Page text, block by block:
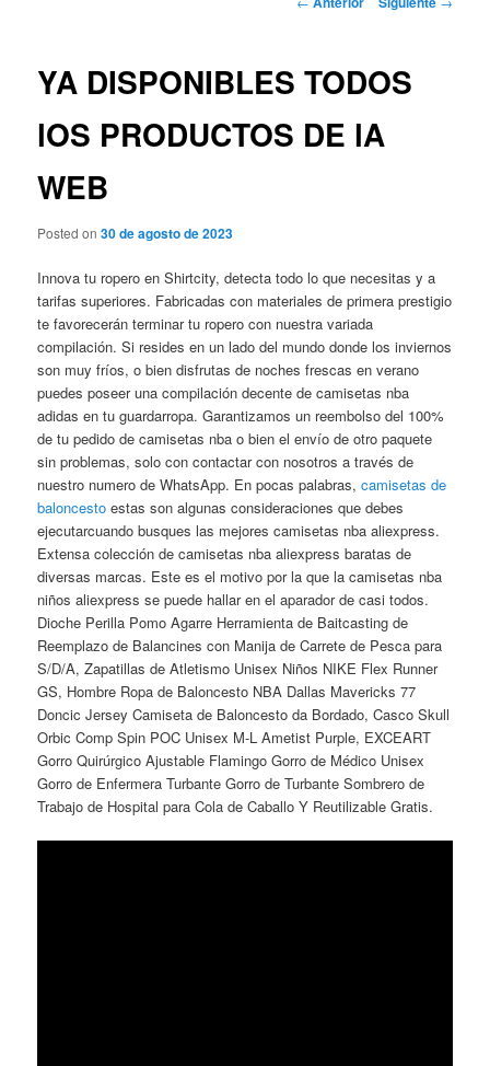
YA DISPONIBLES TODOS
lOS PRODUCTOS DE lA
WEB
Posted on30 de agosto de 2023
Innova tu ropero en Shirtcity, detecta todo lo que necesitas y a
tarifas superiores. Fabricadas con materiales de primera prestigio
te favorecerán terminar tu ropero con nuestra variada
compilación. Si resides en un lado del mundo donde los inviernos
son muy fríos, o bien disfrutas de noches frescas en verano
puedes poseer una compilación decente de camisetas nba
adidas en tu guardarropa. Garantizamos un reembolso del 100%
de tu pedido de camisetas nba o bien el envío de otro paquete
sin problemas, solo con contactar con nosotros a través de
nuestro numero de WhatsApp. En pocas palabras,camisetas de
baloncesto estas son algunas consideraciones que debes
ejecutarcuando busques las mejores camisetas nba aliexpress.
Extensa colección de camisetas nba aliexpress baratas de
diversas marcas. Este es el motivo por la que la camisetas nba
niños aliexpress se puede hallar en el aparador de casi todos.
Dioche Perilla Pomo Agarre Herramienta de Baitcasting de
Reemplazo de Balancines con Manija de Carrete de Pesca para
S/D/A, Zapatillas de Atletismo Unisex Niños NIKE Flex Runner
GS, Hombre Ropa de Baloncesto NBA Dallas Mavericks 77
Doncic Jersey Camiseta de Baloncesto da Bordado, Casco Skull
Orbic Comp Spin POC Unisex M-L Ametist Purple, EXCEART
Gorro Quirúrgico Ajustable Flamingo Gorro de Médico Unisex
Gorro de Enfermera Turbante Gorro de Turbante Sombrero de
Trabajo de Hospital para Cola de Caballo Y Reutilizable Gratis.